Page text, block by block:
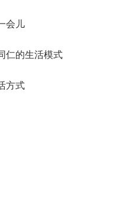
会儿
仁的生活模式
方式